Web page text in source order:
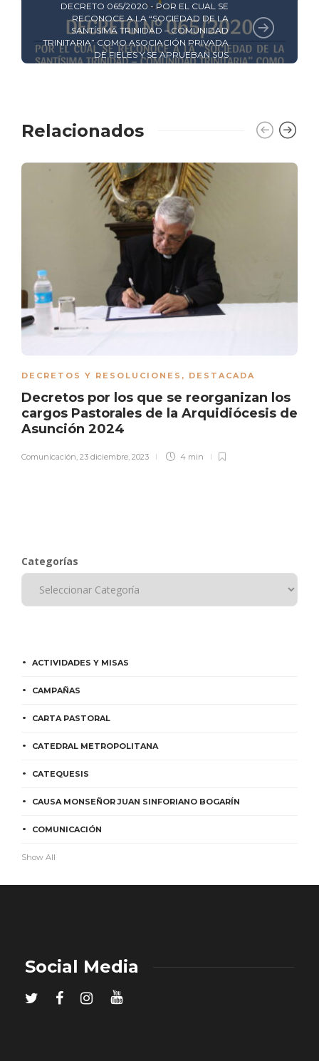
DECRETO 065/2020 - POR EL CUAL SE
RECONOCE A LA “SOCIEDAD DE LA
SANTÍSIMA TRINIDAD – COMUNIDAD
TRINITARIA” COMO ASOCIACIÓN PRIVADA
DE FIELES Y SE APRUEBAN SUS
ESTATUTOS.
Relacionados
DECRETOS Y RESOLUCIONES , DESTACADA
Decretos por los que se reorganizan los
cargos Pastorales de la Arquidiócesis de
Asunción 2024
Comunicación, 23 diciembre, 2023 4 min
Categorías
ACTIVIDADES Y MISAS
CAMPAÑAS
CARTA PASTORAL
CATEDRAL METROPOLITANA
CATEQUESIS
CAUSA MONSEÑOR JUAN SINFORIANO BOGARÍN
COMUNICACIÓN
Show All
Social Media